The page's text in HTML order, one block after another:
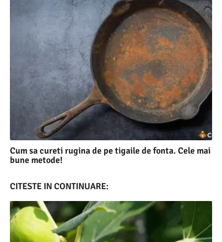
Cum sa cureti rugina de pe tigaile de fonta. Cele mai
bune metode!
CITESTE IN CONTINUARE: